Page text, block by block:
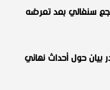
سنغالي بعد تعرضه
بيان حول أحداث نهائي